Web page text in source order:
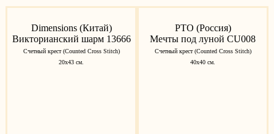
Dimensions (Китай)
Викторианский шарм 13666
Счетный крест (Counted Cross Stitch)
20х43 см.
РТО (Россия)
Мечты под луной CU008
Счетный крест (Counted Cross Stitch)
40х40 см.